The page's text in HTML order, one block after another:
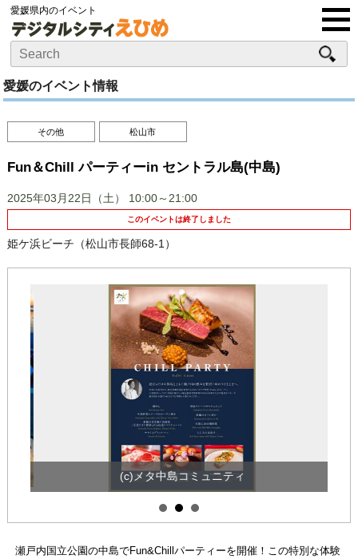
愛媛県内のイベント
愛媛のイベント情報
その他 松山市
Fun＆Chill パーティーin セントラル島(中島)
2025年03月22日（土） 10:00～21:00
このイベントは終了しました
姫ケ浜ビーチ（松山市長師68-1）
(c)メタ中島コミュニティ
瀬戸内国立公園の中島でFun&Chillパーティーを開催！この特別な体験